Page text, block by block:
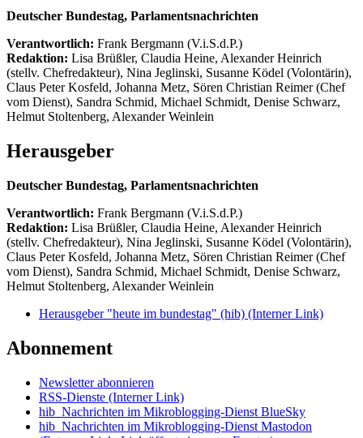
Deutscher Bundestag, Parlamentsnachrichten
Verantwortlich: Frank Bergmann (V.i.S.d.P.)
Redaktion: Lisa Brüßler, Claudia Heine, Alexander Heinrich
(stellv. Chefredakteur), Nina Jeglinski, Susanne Ködel (Volontärin),
Claus Peter Kosfeld, Johanna Metz, Sören Christian Reimer (Chef
vom Dienst), Sandra Schmid, Michael Schmidt, Denise Schwarz,
Helmut Stoltenberg, Alexander Weinlein
Herausgeber
Deutscher Bundestag, Parlamentsnachrichten
Verantwortlich: Frank Bergmann (V.i.S.d.P.)
Redaktion: Lisa Brüßler, Claudia Heine, Alexander Heinrich
(stellv. Chefredakteur), Nina Jeglinski, Susanne Ködel (Volontärin),
Claus Peter Kosfeld, Johanna Metz, Sören Christian Reimer (Chef
vom Dienst), Sandra Schmid, Michael Schmidt, Denise Schwarz,
Helmut Stoltenberg, Alexander Weinlein
Herausgeber "heute im bundestag" (hib) (Interner Link)
Abonnement
Newsletter abonnieren
RSS-Dienste (Interner Link)
hib_Nachrichten im Mikroblogging-Dienst BlueSky
hib_Nachrichten im Mikroblogging-Dienst Mastodon